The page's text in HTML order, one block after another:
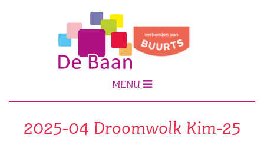
MENU
2025-04 Droomwolk Kim-25